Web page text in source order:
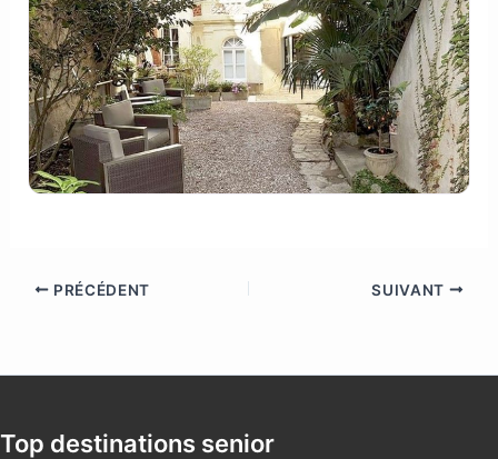
PRÉCÉDENT SUIVANT
Top destinations senior